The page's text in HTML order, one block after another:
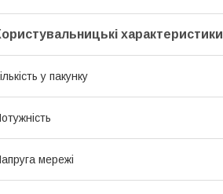
характеристики
у пакунку
мережі